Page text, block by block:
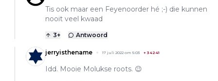
Tis ook maar een Feyenoorder hé ;-) die kunnen
nooit veel kwaad
3+ Antwoord
jerryisthename 17 juli 2022 om 5:03 + 34241
Idd. Mooie Molukse roots. 😉